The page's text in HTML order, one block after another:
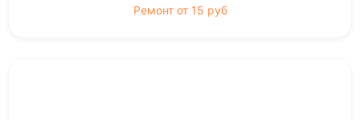
Ремонт от 15 руб